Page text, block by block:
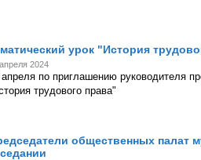
урок "История
2024
по приглашению руководителя
трудового права"
общественных палат